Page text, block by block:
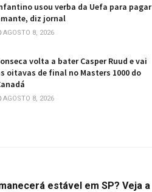
usou verba da Uefa para pagar
diz jornal
AGOSTO 8, 2026
volta a bater Casper Ruud e vai
oitavas de final no Masters 1000 do
AGOSTO 8, 2026
estável em SP? Veja a